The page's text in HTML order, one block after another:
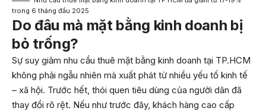
trong 6 tháng đầu 2025
Do đâu mà mặt bằng kinh doanh bị
bỏ trống?
Sự suy giảm nhu cầu thuê mặt bằng kinh doanh tại TP.HCM
không phải ngẫu nhiên mà xuất phát từ nhiều yếu tố kinh tế
– xã hội. Trước hết, thói quen tiêu dùng của người dân đã
thay đổi rõ rệt. Nếu như trước đây, khách hàng cao cấp